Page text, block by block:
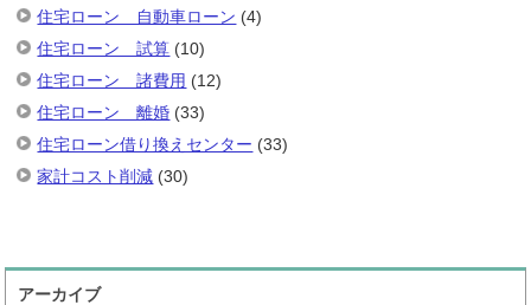
住宅ローン 自動車ローン (4)
住宅ローン 試算 (10)
住宅ローン 諸費用 (12)
住宅ローン 離婚 (33)
住宅ローン借り換えセンター (33)
家計コスト削減 (30)
アーカイブ